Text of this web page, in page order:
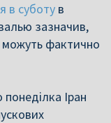
в суботу в
зазначив,
можуть фактично
Іран